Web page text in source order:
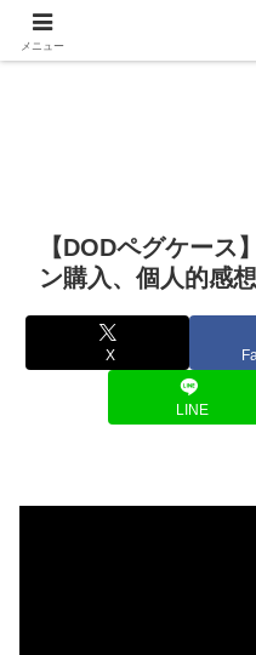
【DODペグケース
ン購入、個人的感
X
LINE
メニュー